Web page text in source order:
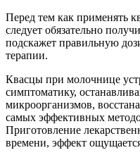
Перед тем как применять
следует обязательно
подскажет правильную
терапии.
Квасцы при молочнице
симптоматику,
микроорганизмов,
самых эффективных
Приготовление
времени, эффект